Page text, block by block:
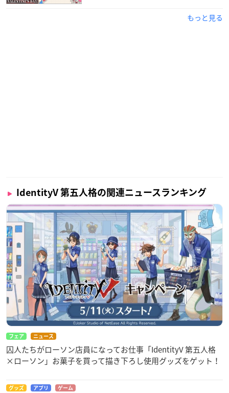
もっと見る
IdentityV 第五人格の関連ニュースランキング
フェア ニュース
囚人たちがローソン店員になってお仕事「IdentityV 第五人格
×ローソン」お菓子を買って描き下ろし使用グッズをゲット！
グッズ アプリ ゲーム